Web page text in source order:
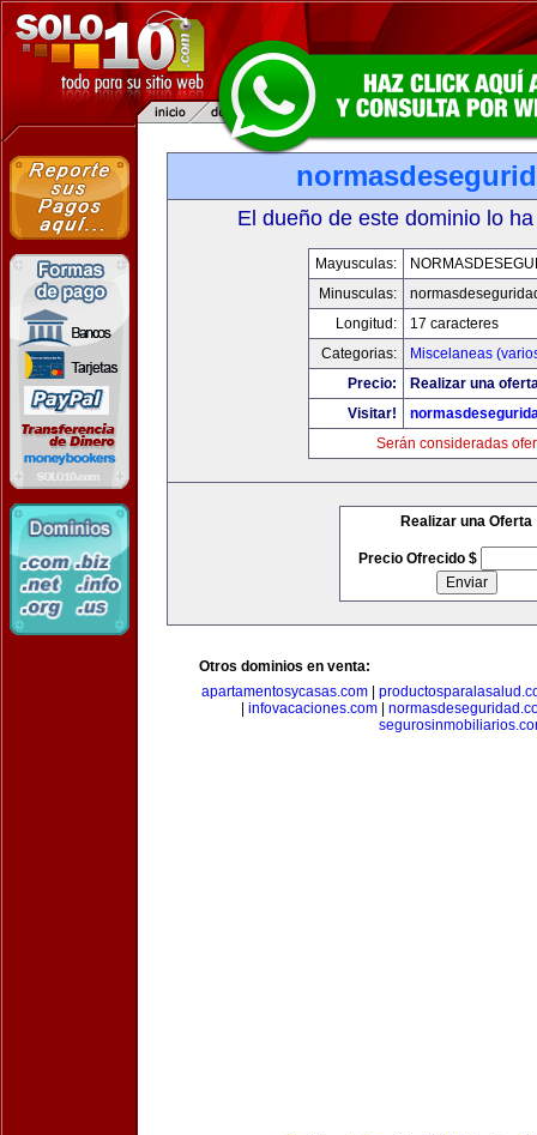
El dueño de este dominio lo
Mayusculas:
Minusculas:
Longitud:
17 caracteres
Categorias:
Miscelaneas
Precio:
Realizar una
Visitar!
Serán consideradas
Realizar una Oferta
Precio Ofrecido $
Otros dominios en venta:
apartamentosycasas.com
infovacaciones.com|